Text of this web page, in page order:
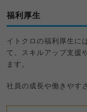
福利厚生
イトクロの福利厚生に
て、スキルアップ支援
ます。
社員の成長や働きやす